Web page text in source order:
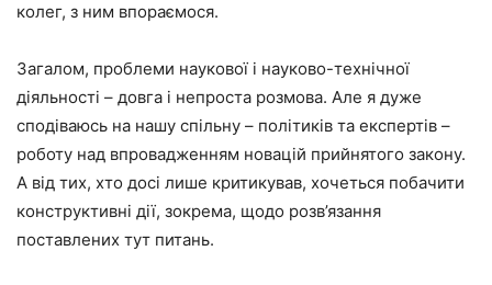
колег, з ним впораємося.
Загалом, проблеми наукової і науково-технічної
діяльності – довга і непроста розмова. Але я дуже
сподіваюсь на нашу спільну – політиків та експертів –
роботу над впровадженням новацій прийнятого закону.
А від тих, хто досі лише критикував, хочеться побачити
конструктивні дії, зокрема, щодо розв’язання
поставлених тут питань.